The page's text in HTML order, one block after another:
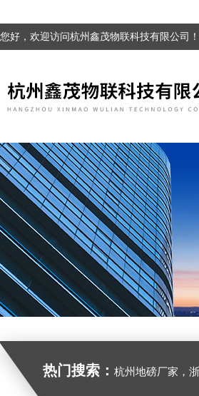
您好，欢迎访问杭州鑫茂物联科技有限公司！
热门搜索： 杭州地磅厂家，浙江